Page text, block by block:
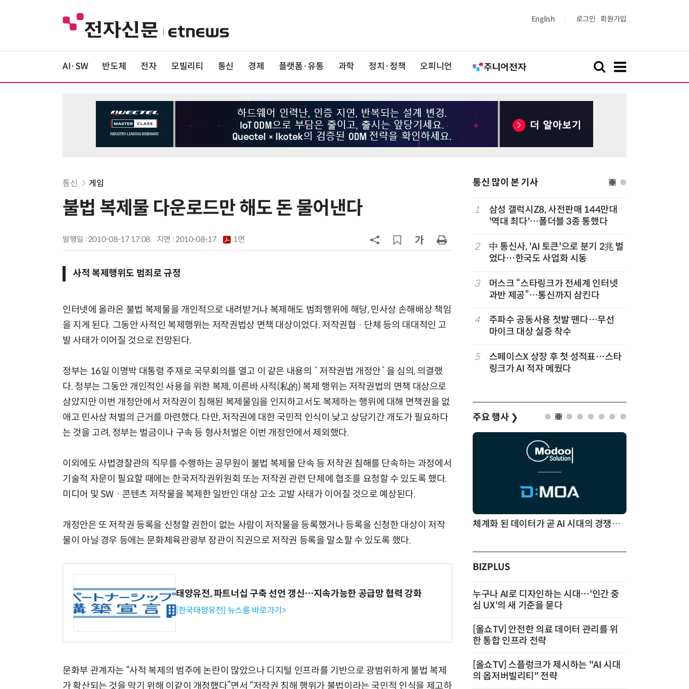
English 로그인 회원가입
AI·SW 반도체 전자 모빌리티 통신 경제 플랫폼·유통 과학 정치·정책 오피니언
통신 게임
불법 복제물 다운로드만 해도 돈 물어낸다
발행일 : 2010-08-17 17:08 지면 :2010-08-17 1면
사적 복제행위도 범죄로 규정
인터넷에 올라온 불법 복제물을 개인적으로 내려받거나 복제해도 범죄행위에 해당, 민사상 손해배상 책임
을 지게 된다. 그동안 사적인 복제행위는 저작권법상 면책 대상이었다. 저작권협 · 단체 등의 대대적인 고
발 사태가 이어질 것으로 전망된다.
정부는 16일 이명박 대통령 주재로 국무회의를 열고 이 같은 내용의 `저작권법 개정안`을 심의, 의결했
다. 정부는 그동안 개인적인 사용을 위한 복제, 이른바 사적(私的) 복제 행위는 저작권법의 면책 대상으로
삼았지만 이번 개정안에서 저작권이 침해된 복제물임을 인지하고서도 복제하는 행위에 대해 면책권을 없
애고 민사상 처벌의 근거를 마련했다. 다만, 저작권에 대한 국민적 인식이 낮고 상당기간 개도가 필요하다
는 것을 고려, 정부는 벌금이나 구속 등 형사처벌은 이번 개정안에서 제외했다.
이외에도 사법경찰관의 직무를 수행하는 공무원이 불법 복제물 단속 등 저작권 침해를 단속하는 과정에서
기술적 자문이 필요할 때에는 한국저작권위원회 또는 저작권 관련 단체에 협조를 요청할 수 있도록 했다.
미디어 및 SW · 콘텐츠 저작물을 복제한 일반인 대상 고소 고발 사태가 이어질 것으로 예상된다.
개정안은 또 저작권 등록을 신청할 권한이 없는 사람이 저작물을 등록했거나 등록을 신청한 대상이 저작
물이 아닐 경우 등에는 문화체육관광부 장관이 직권으로 저작권 등록을 말소할 수 있도록 했다.
태양유전, 파트너십 구축 선언 갱신…지속가능한 공급망 협력 강화
[한국태양유전] 뉴스룸 바로가기>
문화부 관계자는 “사적 복제의 범주에 논란이 많았으나 디지털 인프라를 기반으로 광범위하게 불법 복제
가 확산되는 것을 막기 위해 이같이 개정했다”면서 “저작권 침해 행위가 불법이라는 국민적 인식을 제고하
통신 많이 본 기사
6
중고폰 안심 인증 50곳 돌파…고객
韓 앱스토어 시장 5년 만에 38조
9
국산 AI 반도체로 피지컬 AI 실증…
올해 600억 투입
'나 몰라라'…실연자·저작권자 사각
지대
1
삼성 갤럭시Z8, 사전판매 144만대
'역대 최다'…폴더블 3종 통했다
2
中 통신사, 'AI 토큰'으로 분기 2兆 벌
었다…한국도 사업화 시동
3
머스크 “스타링크가 전세계 인터넷
과반 제공”…통신까지 삼킨다
4
주파수 공동사용 첫발 뗀다…무선
마이크 대상 실증 착수
5
스페이스X 상장 후 첫 성적표…스타
링크가 AI 적자 메웠다
주요 행사 ❯
AI Native Enterprise를 지원하는 AI Ready Data 플랫폼 활용 전략 AI 시대의 옵저버빌리티: GPU·LLM 모니터링부터 AI 기반 장애 대응까지 체계화 된 데이터가 곧 AI 시대의 경쟁력이다
BIZPLUS
누구나 AI로 디자인하는 시대…'인간 중
심 UX'의 새 기준을 묻다
[올쇼TV] 안전한 의료 데이터 관리를 위
한 통합 인프라 전략
[올쇼TV] 스플렁크가 제시하는 "AI 시대
의 옵저버빌리티" 전략